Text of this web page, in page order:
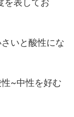
を表してお
いと酸性にな
~中性を好む